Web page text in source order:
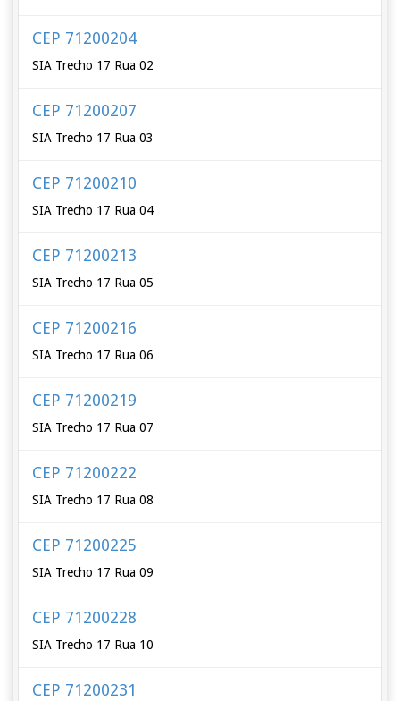
CEP 71200204
SIA Trecho 17 Rua 02
CEP 71200207
SIA Trecho 17 Rua 03
CEP 71200210
SIA Trecho 17 Rua 04
CEP 71200213
SIA Trecho 17 Rua 05
CEP 71200216
SIA Trecho 17 Rua 06
CEP 71200219
SIA Trecho 17 Rua 07
CEP 71200222
SIA Trecho 17 Rua 08
CEP 71200225
SIA Trecho 17 Rua 09
CEP 71200228
SIA Trecho 17 Rua 10
CEP 71200231